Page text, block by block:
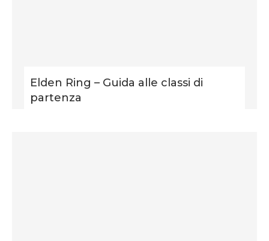
Elden Ring – Guida alle classi di
partenza